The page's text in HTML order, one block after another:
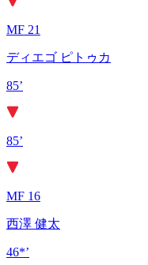
MF 21
ディエゴ ピトゥカ
85’
85’
MF 16
西澤 健太
46*’